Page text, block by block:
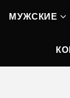
МУЖСКИЕ